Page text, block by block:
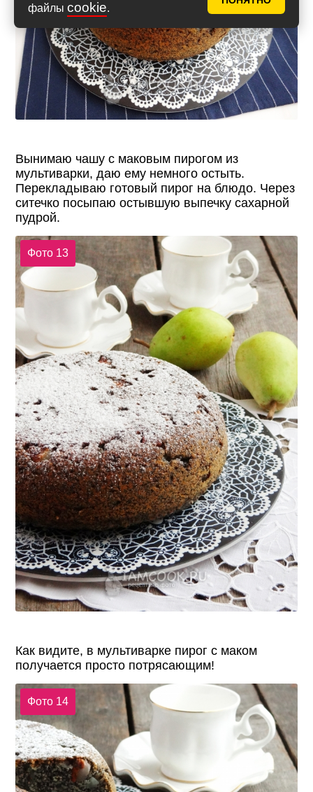
файлы cookie.
Вынимаю чашу с маковым пирогом из
мультиварки, даю ему немного остыть.
Перекладываю готовый пирог на блюдо. Через
ситечко посыпаю остывшую выпечку сахарной
пудрой.
Фото 13
Как видите, в мультиварке пирог с маком
получается просто потрясающим!
Фото 14